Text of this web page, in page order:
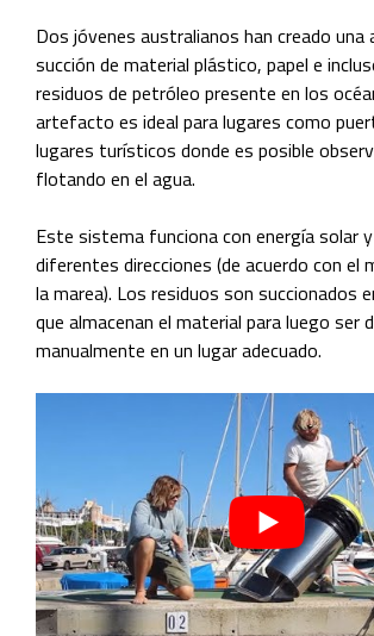
Dos jóvenes australianos han creado una
succión de material plástico, papel e
residuos de petróleo presente en los
artefacto es ideal para lugares como
lugares turísticos donde es posible
flotando en el agua.
Este sistema funciona con energía solar
diferentes direcciones (de acuerdo con el
la marea). Los residuos son succionados
que almacenan el material para luego ser
manualmente en un lugar adecuado.